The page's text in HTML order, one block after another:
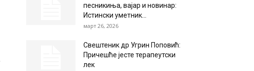
песникиња, вајар и новинар:
Истински уметник...
март 26, 2026
Свештеник др Угрин Поповић:
Причешће јесте терапеутски
лек